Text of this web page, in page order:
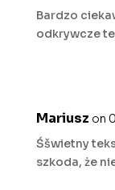
Bardzo
odkrywcze
Mariusz on
Śšwietny
szkoda, że